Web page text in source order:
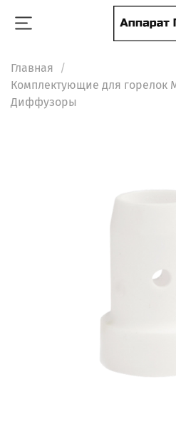
Главная
Комплектующие для горелок
Диффузоры